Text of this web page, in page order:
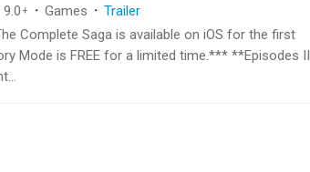
9.0 + · Games · Trailer
Complete Saga is available on iOS for the first
Mode is FREE for a limited time.*** **Episodes II